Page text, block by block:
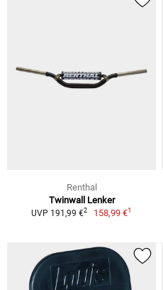
Renthal
Twinwall Lenker
UVP 191,99 €2 158,99 €1